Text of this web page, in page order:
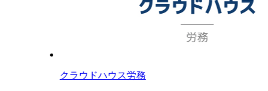
クラウドハウス労務